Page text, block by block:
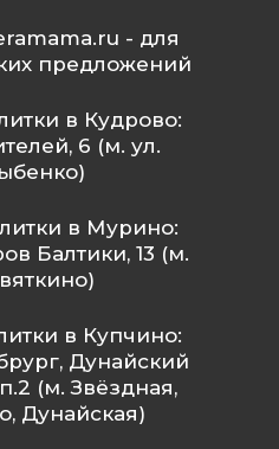
- для
предложений
в Кудрово:
6 (м. ул.
в Мурино:
Балтики, 13 (м.
в Купчино:
Дунайский
(м. Звёздная,
Дунайская)